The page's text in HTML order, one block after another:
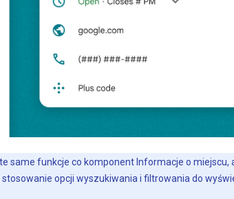
same funkcje co komponent Informacje o miejscu,
opcji wyszukiwania i filtrowania do